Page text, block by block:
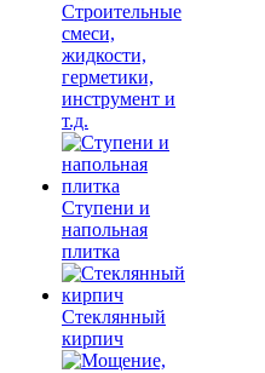
Строительные
смеси,
жидкости,
герметики,
инструмент и
т.д.
Ступени и
напольная
плитка
Cтеклянный
кирпич